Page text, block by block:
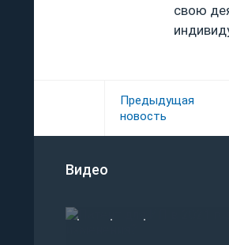
свою
Предыдущая
новость
Видео